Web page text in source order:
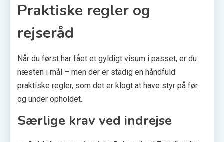
Praktiske regler og
rejseråd
Når du først har fået et gyldigt visum i passet, er du
næsten i mål – men der er stadig en håndfuld
praktiske regler, som det er klogt at have styr på før
og under opholdet.
Særlige krav ved indrejse